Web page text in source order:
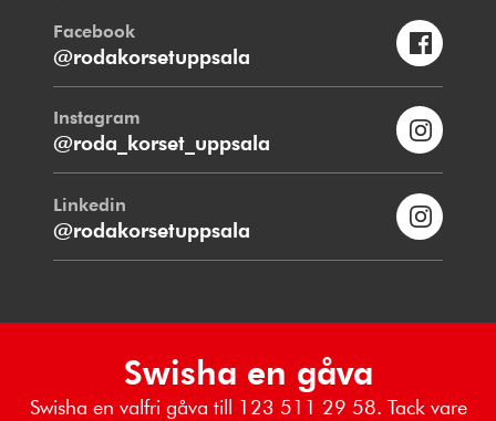
Facebook
@rodakorsetuppsala
Instagram
@roda_korset_uppsala
Linkedin
@rodakorsetuppsala
Swisha en gåva
Swisha en valfri gåva till 123 511 29 58. Tack vare